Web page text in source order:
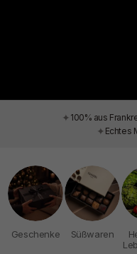
✦ 100% aus
✦ Echtes
Geschenke Süßwaren